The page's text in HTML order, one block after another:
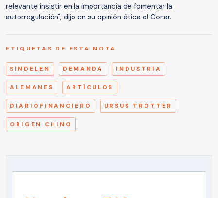
relevante insistir en la importancia de fomentar la
autorregulación", dijo en su opinión ética el Conar.
ETIQUETAS DE ESTA NOTA
SINDELEN DEMANDA INDUSTRIA
ALEMANES ARTÍCULOS
DIARIOFINANCIERO URSUS TROTTER
ORIGEN CHINO